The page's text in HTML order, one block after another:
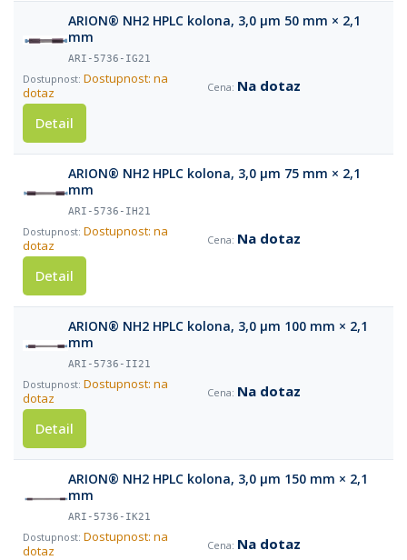
ARION® NH2 HPLC kolona, 3,0 µm 50 mm × 2,1
mm
ARI-5736-IG21
Dostupnost: na
dotaz
Na dotaz
Detail
ARION® NH2 HPLC kolona, 3,0 µm 75 mm × 2,1
mm
ARI-5736-IH21
Dostupnost: na
dotaz
Na dotaz
Detail
ARION® NH2 HPLC kolona, 3,0 µm 100 mm × 2,1
mm
ARI-5736-II21
Dostupnost: na
dotaz
Na dotaz
Detail
ARION® NH2 HPLC kolona, 3,0 µm 150 mm × 2,1
mm
ARI-5736-IK21
Dostupnost: na
dotaz
Na dotaz